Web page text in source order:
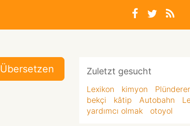
Übersetzen Zuletzt gesucht
Lexikon kimyon Plünderer
bekçi
kâtip Autobahn
yardımcı olmak
otoyol